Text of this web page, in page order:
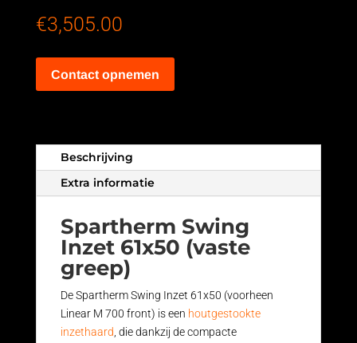
€3,505.00
Contact opnemen
Beschrijving
Extra informatie
Spartherm Swing
Inzet 61x50 (vaste
greep)
De Spartherm Swing Inzet 61x50 (voorheen
Linear M 700 front) is een houtgestookte
inzethaard, die dankzij de compacte